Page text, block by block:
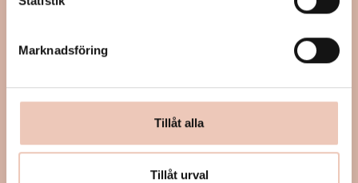
Marknadsföring
Tillåt alla
Tillåt urval